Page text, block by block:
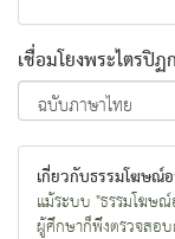
เชื่อมโยงพระไตรปิฏ
เกี่ยวกับธรรมโฆษณ์
แม้ระบบ "ธรรมโฆษ
ผู้ศึกษาก็พึงตรวจสอ